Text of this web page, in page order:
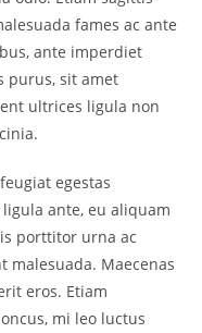
fames ac ante
ante imperdiet
purus, sit amet
ultrices ligula non
egestas
ante, eu aliquam
porttitor urna ac
malesuada. Maecenas
eros. Etiam
mi leo luctus